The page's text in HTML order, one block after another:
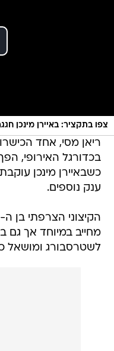
צפו בתקציר: באיירן מינכן חגגה 0:4 על אוניון
ריאן מסי, אחד
בכדורגל האירופי,
כשבאיירן מינכן
ענק נוספים.
מחייב במיוחד אך גם
לשטרסבורג ומושאל